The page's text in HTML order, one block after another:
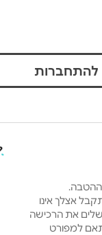
להתחברות
אצלך אינו
את הרכישה
למפורט